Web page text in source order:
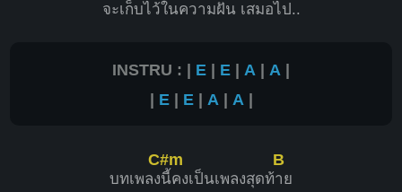
จะเก็บไว้ในความฝัน เสมอไป..
INSTRU : | E | E | A | A |
| E| E| A | A |
บทเพลง
C#m
นี้คงเป็นเพลงสุดท้
B
าย